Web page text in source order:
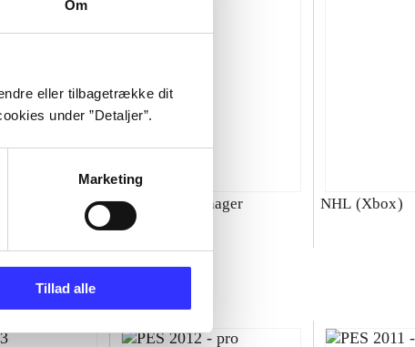
Om
eller tilbagetrække dit
under ”Detaljer”.
Marketing
Tillad alle
: SBK
Total club manager NHL (Xbox)